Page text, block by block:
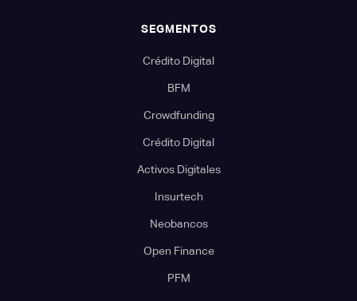
SEGMENTOS
Crédito Digital
BFM
Crowdfunding
Crédito Digital
Activos Digitales
Insurtech
Neobancos
Open Finance
PFM